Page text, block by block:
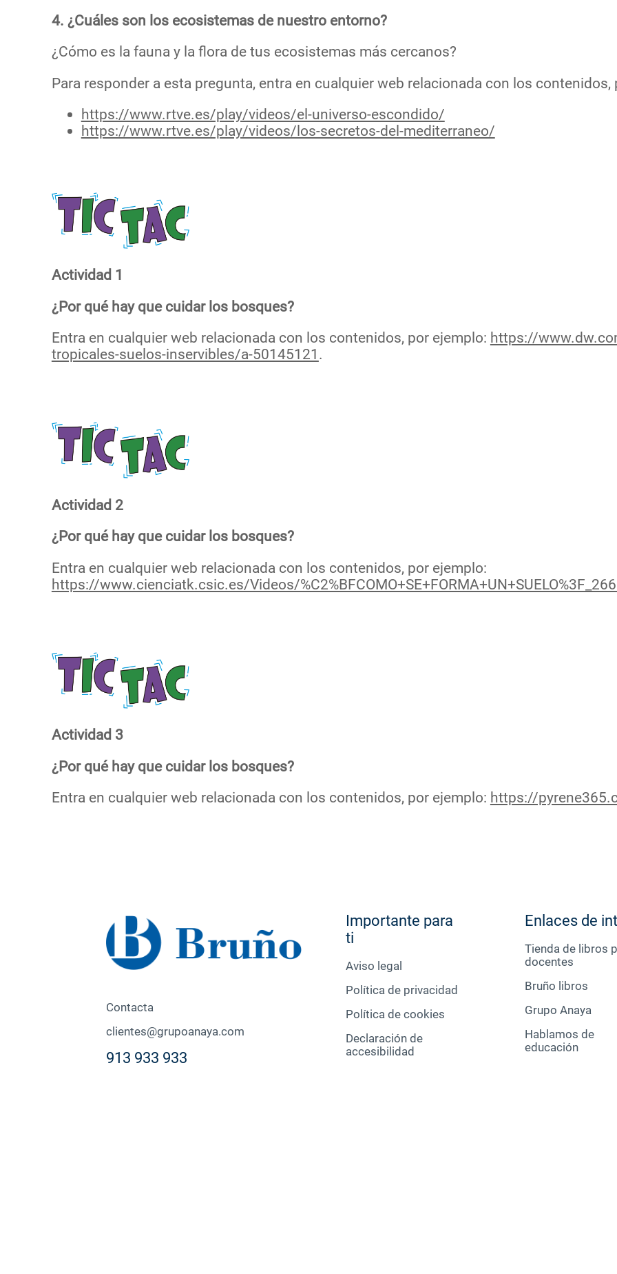
4. ¿Cuáles son los ecosistemas de nuestro entorno?
¿Cómo es la fauna y la flora de tus ecosistemas más cercanos?
Para responder a esta pregunta, entra en cualquier web relacionada con los contenidos,
https://www.rtve.es/play/videos/el-universo-escondido/
https://www.rtve.es/play/videos/los-secretos-del-mediterraneo/
Actividad 1
¿Por qué hay que cuidar los bosques?
Entra en cualquier web relacionada con los contenidos, por ejemplo: https://
tropicales-suelos-inservibles/a-50145121 .
Actividad 2
¿Por qué hay que cuidar los bosques?
Entra en cualquier web relacionada con los contenidos, por ejemplo:
https://www.cienciatk.csic.es/Videos/
Actividad 3
¿Por qué hay que cuidar los bosques?
Entra en cualquier web relacionada con los contenidos, por ejemplo: https://
Contacta
clientes@grupoanaya.com
913 933 933
Importante para
ti
Aviso legal
Política de privacidad
Política de cookies
Declaración de
accesibilidad
Enlaces de
Tienda de libros
docentes
Bruño libros
Grupo Anaya
Hablamos de
educación